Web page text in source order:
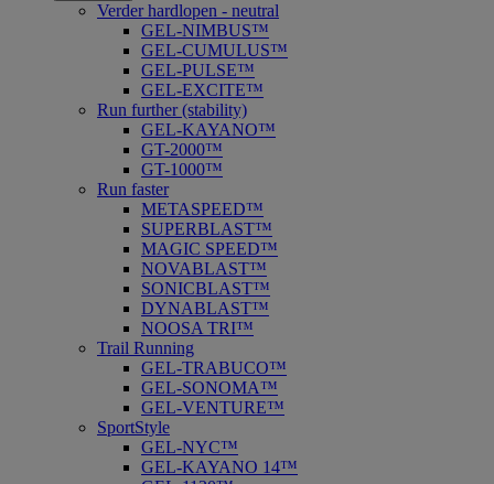
Verder hardlopen - neutral
GEL-NIMBUS™
GEL-CUMULUS™
GEL-PULSE™
GEL-EXCITE™
Run further (stability)
GEL-KAYANO™
GT-2000™
GT-1000™
Run faster
METASPEED™
SUPERBLAST™
MAGIC SPEED™
NOVABLAST™
SONICBLAST™
DYNABLAST™
NOOSA TRI™
Trail Running
GEL-TRABUCO™
GEL-SONOMA™
GEL-VENTURE™
SportStyle
GEL-NYC™
GEL-KAYANO 14™